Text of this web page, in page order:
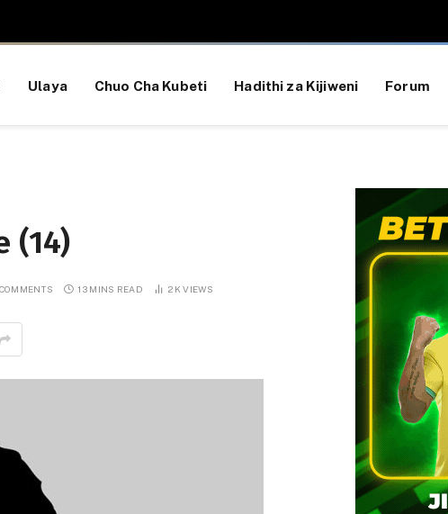
Ulaya Chuo Cha Kubeti Hadithi za Kijiweni Forum
(14)
13 MINS READ 2KVIEWS